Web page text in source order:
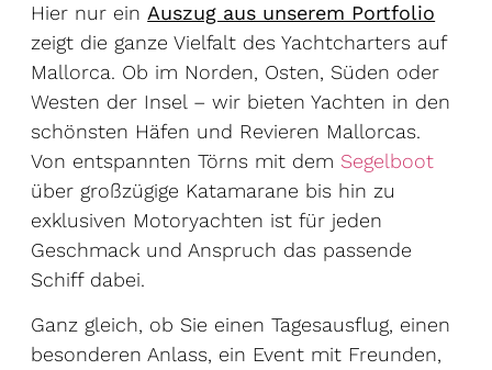
Hier nur ein Auszug aus unserem Portfolio
zeigt die ganze Vielfalt des Yachtcharters auf
Mallorca. Ob im Norden, Osten, Süden oder
Westen der Insel – wir bieten Yachten in den
schönsten Häfen und Revieren Mallorcas.
Von entspannten Törns mit dem Segelboot
über großzügige Katamarane bis hin zu
exklusiven Motoryachten ist für jeden
Geschmack und Anspruch das passende
Schiff dabei.
Ganz gleich, ob Sie einen Tagesausflug, einen
besonderen Anlass, ein Event mit Freunden,